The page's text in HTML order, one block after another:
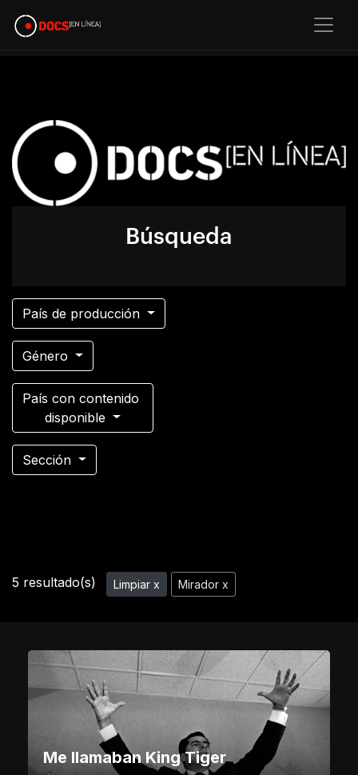
Búsqueda
País de producción
Género
País con contenido
disponible
Sección
5 resultado(s) Limpiar x Mirador x
Me llamaban King Tiger